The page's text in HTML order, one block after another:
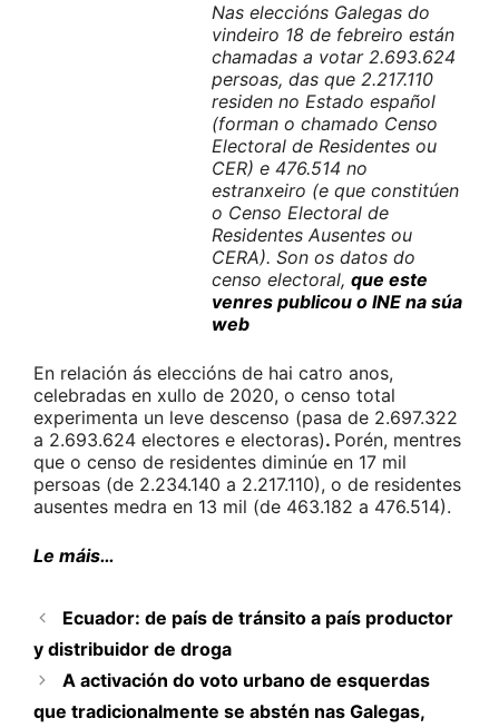
Nas eleccións Galegas do
vindeiro 18 de febreiro están
chamadas a votar 2.693.624
persoas, das que 2.217.110
residen no Estado español
(forman o chamado Censo
Electoral de Residentes ou
CER) e 476.514 no
estranxeiro (e que constitúen
o Censo Electoral de
Residentes Ausentes ou
CERA). Son os datos do
censo electoral, que este
venres publicou o INE na súa
web
En relación ás eleccións de hai catro anos,
celebradas en xullo de 2020, o censo total
experimenta un leve descenso (pasa de 2.697.322
a 2.693.624 electores e electoras). Porén, mentres
que o censo de residentes diminúe en 17 mil
persoas (de 2.234.140 a 2.217.110), o de residentes
ausentes medra en 13 mil (de 463.182 a 476.514).
Le máis…
Ecuador: de país de tránsito a país productor
y distribuidor de droga
A activación do voto urbano de esquerdas
que tradicionalmente se abstén nas Galegas,